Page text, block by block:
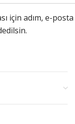
için adım, e-posta